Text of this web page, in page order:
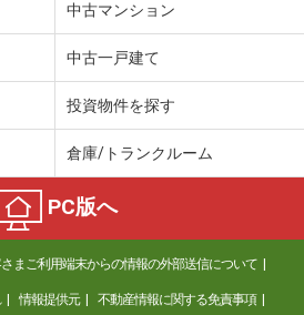
中古マンション
中古一戸建て
投資物件を探す
倉庫/トランクルーム
PC版へ
まご利用端末からの情報の外部送信について
情報提供元 不動産情報に関する免責事項